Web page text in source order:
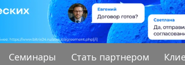
Семинары Стать партнером